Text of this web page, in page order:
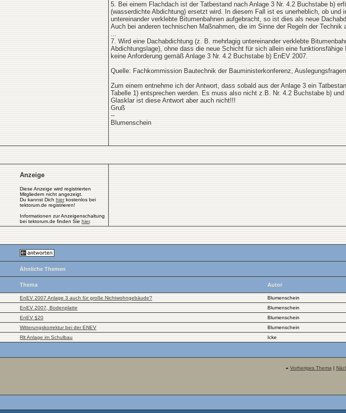
5. Bei einem Flachdach ist der Tatbestand nach Anlage 3 Nr. 4.2 Buchstabe b)
(wasserdichte Abdichtung) ersetzt wird. In diesem Fall ist es unerheblich, ob
untereinander verklebte Bitumenbahnen aufgebracht, so ist dies als neue
Auch bei anderen technischen Maßnahmen, die im Sinne der Regeln der
...
7. Wird eine Dachabdichtung (z. B. mehrlagig untereinander verklebte
Abdichtungslage), ohne dass die neue Schicht für sich allein eine
keine Anforderung gemäß Anlage 3 Nr. 4.2 Buchstabe b) EnEV 2007.
Quelle: Fachkommission Bautechnik der Bauministerkonferenz,
Zum einem entnehme ich der Antwort, dass sobald aus der Anlage 3 ein
Tabelle 1) entsprechen werden. Es muss also nicht z.B. Nr. 4.2 Buchstabe b)
Glasklar ist diese Antwort aber auch nicht!!!
Gruß
--
Blumenschein
Anzeige
Diese Anzeige wird registrierten
Mitgliedern nicht angezeigt.
Du kannst Dich hierkostenlos bei
tektorum.de registrieren!
Informationen zur Anzeigenschaltung
bei tektorum.de finden Sie hier.
Ähnliche Themen
Thema Autor
EnEV 2007 Anlage 3 auch für große Nichtwohngebäude? Blumenschein
EnEV 2007, Bodenplatte
Blumenschein
EnEV §20
Blumenschein
Witterungskorrektur bei der ENEV
Blumenschein
Rlt Anlage im Schulbau
Icke
« Vorheriges Thema |